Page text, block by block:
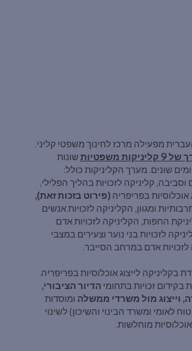
מפעילה מרכז לחינוך משפטי קליני.
משפטיות
שונות
שונים. מערך הקליניקות כולל:
וסביבה, קליניקה לזכויות בהליך הפלילי,
אוכלוסיות בפריפריה(פירוט בזכות זאת),
ומגוון, הקליניקה לזכויות אנשים
החפות, הקליניקה לזכויות אדם
לזכויות בני נוער וצעירים במצבי
לזכויות אדם במרחב הסייבר.
בקליניקה לייצוג אוכלוסיות בפריפריה.
בקידום זכויות בתחומי הדיור הציבורי,
וייצוג מול משרדי ממשלה ומוסדות
לאומי ומשרד הבינוי והשיכון) לשינוי
מוחלשות.